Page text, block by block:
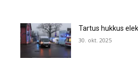
Tartus hukkus
30. okt. 2025